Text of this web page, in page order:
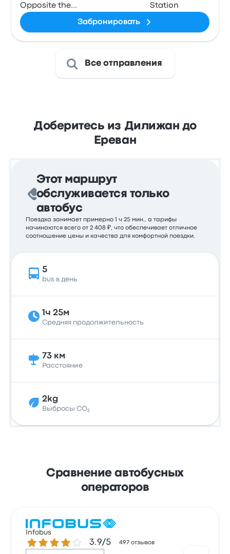
Opposite the
Bus Station,
Dilijan
Station
Забронировать
Все отправления
Доберитесь из Дилижан до
Ереван
Этот маршрут
обслуживается только
автобус
Поездка занимает примерно 1 ч 25 мин., а тарифы
начинаются всего от 2 408 ₽, что обеспечивает отличное
соотношение цены и качества для комфортной поездки.
5
bus в день
1ч 25м
Средняя продолжительность
73 км
Расстояние
2kg
Выбросы CO₂
Сравнение автобусных
операторов
Infobus
Количество звезд: 3.9 из 5
3.9/5 497 отзывов